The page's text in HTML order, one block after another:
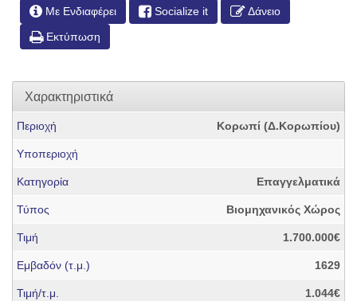
Με Ενδιαφέρει Socialize it
Δάνειο
Εκτύπωση
Χαρακτηριστικά
Περιοχή Κορωπί (Δ.Κορωπίου)
Υποπεριοχή
Κατηγορία Επαγγελματικά
Τύπος Βιομηχανικός Χώρος
Τιμή 1.700.000€
Εμβαδόν (τ.μ.) 1629
Τιμή/τ.μ. 1.044€